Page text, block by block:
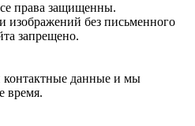
права защищенны.
изображений без письменного
запрещено.
контактные данные и мы
время.